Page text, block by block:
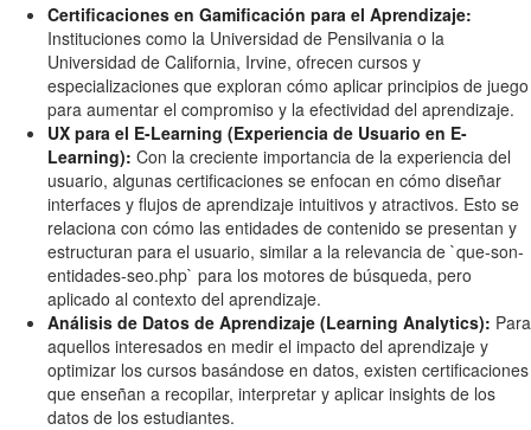
Certificaciones en Gamificación para el Aprendizaje:
Instituciones como la Universidad de Pensilvania o la
Universidad de California, Irvine, ofrecen cursos y
especializaciones que exploran cómo aplicar principios de juego
para aumentar el compromiso y la efectividad del aprendizaje.
UX para el E-Learning (Experiencia de Usuario en E-
Learning): Con la creciente importancia de la experiencia del
usuario, algunas certificaciones se enfocan en cómo diseñar
interfaces y flujos de aprendizaje intuitivos y atractivos. Esto se
relaciona con cómo las entidades de contenido se presentan y
estructuran para el usuario, similar a la relevancia de `que-son-
entidades-seo.php` para los motores de búsqueda, pero
aplicado al contexto del aprendizaje.
Análisis de Datos de Aprendizaje (Learning Analytics): Para
aquellos interesados en medir el impacto del aprendizaje y
optimizar los cursos basándose en datos, existen certificaciones
que enseñan a recopilar, interpretar y aplicar insights de los
datos de los estudiantes.